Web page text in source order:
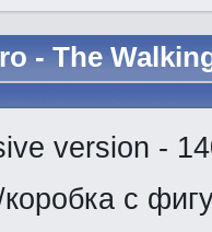
- The
version -
коробка с